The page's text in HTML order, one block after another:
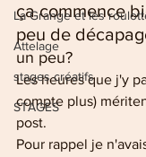
La Grange et les
Attelage
stages créatifs
STAGES
ça commence
peu de
un peu?
Les heures que j'y
compte plus)
post.
Pour rappel je